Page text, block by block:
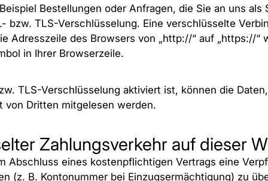
Bestellungen oder Anfragen, die Sie an uns als
bzw. TLS-Verschlüsselung. Eine verschlüsselte
Adresszeile des Browsers von „http://“ auf „https://“
in Ihrer Browserzeile.
TLS-Verschlüsselung aktiviert ist, können die
von Dritten mitgelesen werden.
Zahlungsverkehr auf dieser
Abschluss eines kostenpflichtigen Vertrags eine
(z. B. Kontonummer bei Einzugsermächtigung) zu